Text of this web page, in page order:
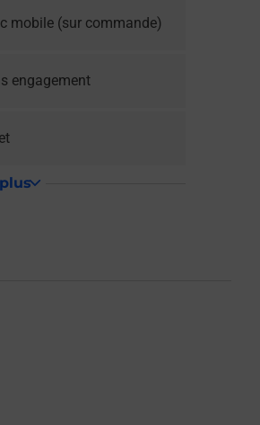
mobile (sur commande)
engagement